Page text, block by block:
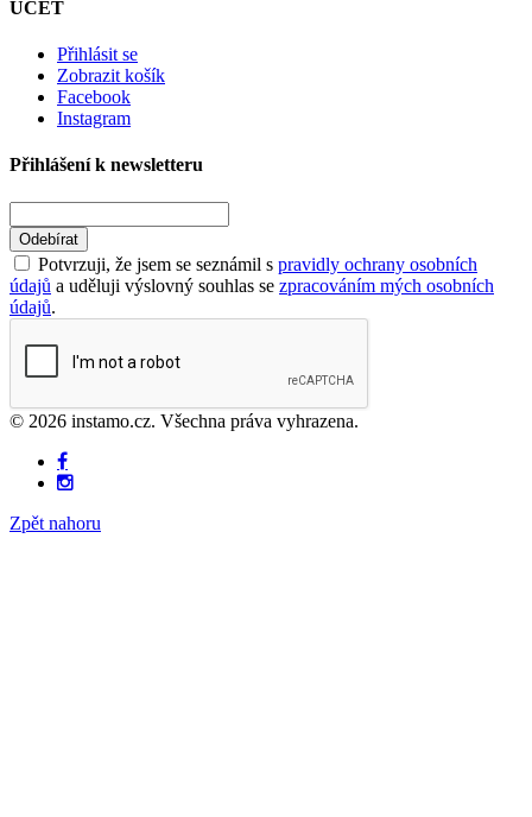
ÚČET
Přihlásit se
Zobrazit košík
Facebook
Instagram
Přihlášení k newsletteru
Odebírat
Potvrzuji, že jsem se seznámil s pravidly ochrany osobních
údajů a uděluji výslovný souhlas se zpracováním mých osobních
údajů.
© 2026 instamo.cz. Všechna práva vyhrazena.
Zpět nahoru